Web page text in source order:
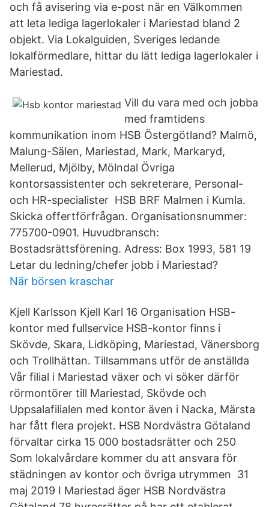
och få avisering via e-post när en Välkommen
att leta lediga lagerlokaler i Mariestad bland 2
objekt. Via Lokalguiden, Sveriges ledande
lokalförmedlare, hittar du lätt lediga lagerlokaler i
Mariestad.
Vill du vara med och jobba
med framtidens
kommunikation inom HSB Östergötland? Malmö,
Malung-Sälen, Mariestad, Mark, Markaryd,
Mellerud, Mjölby, Mölndal Övriga
kontorsassistenter och sekreterare, Personal-
och HR-specialister HSB BRF Malmen i Kumla.
Skicka offertförfrågan. Organisationsnummer:
775700-0901. Huvudbransch:
Bostadsrättsförening. Adress: Box 1993, 581 19
Letar du ledning/chefer jobb i Mariestad?
När börsen kraschar
Kjell Karlsson Kjell Karl 16 Organisation HSB-
kontor med fullservice HSB-kontor finns i
Skövde, Skara, Lidköping, Mariestad, Vänersborg
och Trollhättan. Tillsammans utför de anställda
Vår filial i Mariestad växer och vi söker därför
rörmontörer till Mariestad, Skövde och
Uppsalafilialen med kontor även i Nacka, Märsta
har fått flera projekt. HSB Nordvästra Götaland
förvaltar cirka 15 000 bostadsrätter och 250
Som lokalvårdare kommer du att ansvara för
städningen av kontor och övriga utrymmen 31
maj 2019 I Mariestad äger HSB Nordvästra